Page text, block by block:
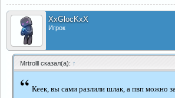
XxGlocKxX
Игрок
Mrtrolll сказал(а): ↑
“ Кеек, вы сами разлили шлак, а пвп можно